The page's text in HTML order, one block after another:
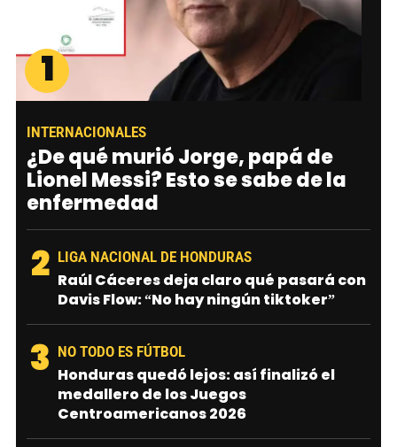
1
INTERNACIONALES
¿De qué murió Jorge, papá de
Lionel Messi? Esto se sabe de la
enfermedad
2 LIGA NACIONAL DE HONDURAS
Raúl Cáceres deja claro qué pasará con
Davis Flow: “No hay ningún tiktoker”
3 NO TODO ES FÚTBOL
Honduras quedó lejos: así finalizó el
medallero de los Juegos
Centroamericanos 2026